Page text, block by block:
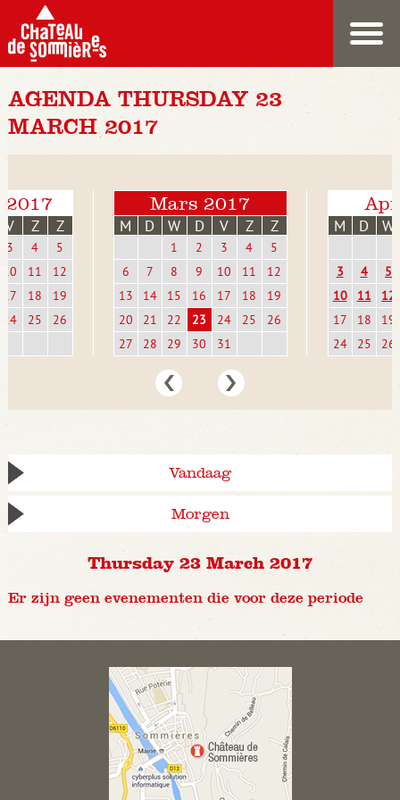
AGENDA THURSDAY 23
MARCH 2017
V Z Z
3 4
5
10
11
12
17
18
19
24
25 26
Mars 2017
M D W D V Z Z
1 2 3 4
5
6
7 8 9 10 11
12
13
14 15 16 17 18
19
20
21 22 23 24 25
26
27
28 29 30 31
M D W
3 4
5
10
11
12
17
18
19
24
25 26
Vandaag
Morgen
Thursday 23 March 2017
Er zijn geen evenementen die voor deze periode